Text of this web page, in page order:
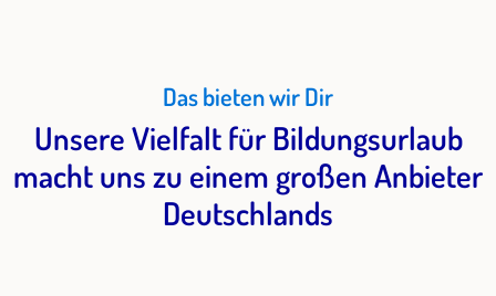
Das bieten wir Dir
Unsere Vielfalt für Bildungsurlaub
macht uns zu einem großen Anbieter
Deutschlands